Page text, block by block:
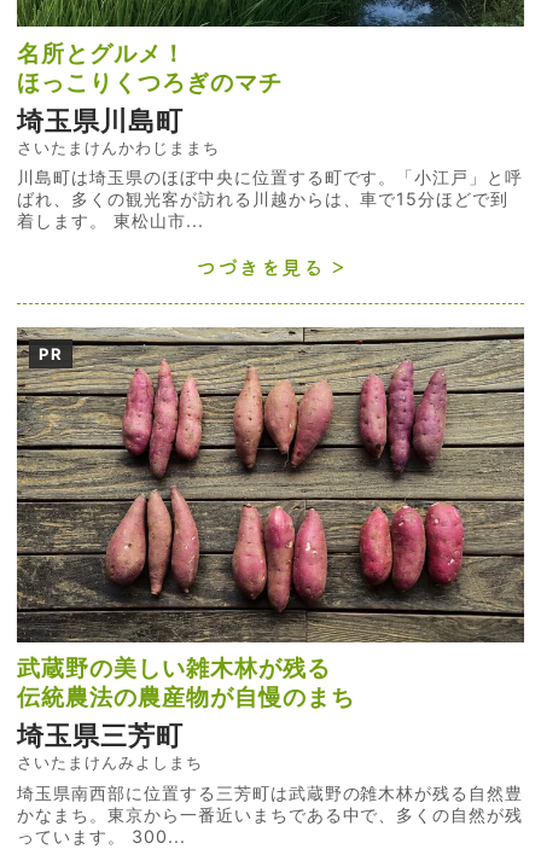
名所とグルメ！
ほっこりくつろぎのマチ
埼玉県川島町
さいたまけんかわじままち
川島町は埼玉県のほぼ中央に位置する町です。「小江戸」と呼
ばれ、多くの観光客が訪れる川越からは、車で15分ほどで到
着します。 東松山市...
つづきを見る
PR
武蔵野の美しい雑木林が残る
伝統農法の農産物が自慢のまち
埼玉県三芳町
さいたまけんみよしまち
埼玉県南西部に位置する三芳町は武蔵野の雑木林が残る自然豊
かなまち。東京から一番近いまちである中で、多くの自然が残
っています。 300...